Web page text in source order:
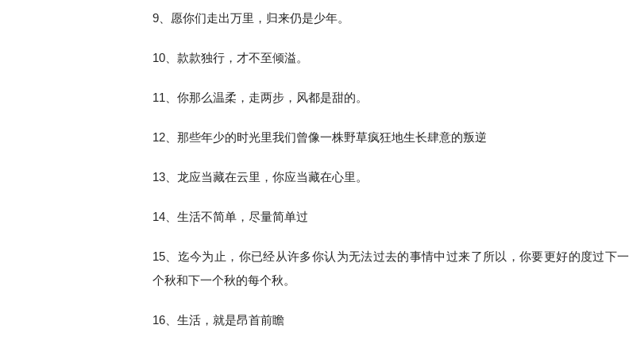
9、愿你们走出万里，归来仍是少年。
10、款款独行，才不至倾溢。
11、你那么温柔，走两步，风都是甜的。
12、那些年少的时光里我们曾像一株野草疯狂地生长肆意的叛逆
13、龙应当藏在云里，你应当藏在心里。
14、生活不简单，尽量简单过
15、迄今为止，你已经从许多你认为无法过去的事情中过来了所以，你要更好的度过下一
个秋和下一个秋的每个秋。
16、生活，就是昂首前瞻